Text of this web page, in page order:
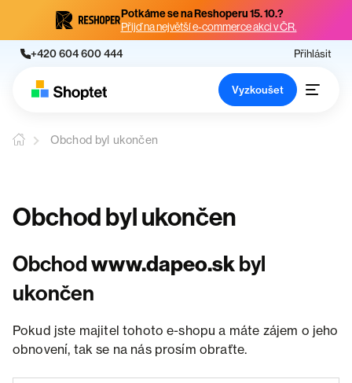
Potkáme se na Reshoperu 15. 10.?
Přijď na největší e-commerce akci v ČR.
+420 604 600 444 Přihlásit
Vyzkoušet
Obchod byl ukončen
Obchod byl ukončen
Obchodwww.dapeo.skbyl
ukončen
Pokud jste majitel tohoto e-shopu a máte zájem o jeho
obnovení, tak se na nás prosím obraťte.